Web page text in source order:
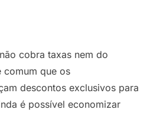
cobra taxas nem do
comum que os
descontos exclusivos para
é possível economizar